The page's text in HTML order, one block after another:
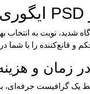
شدید، نوبت به انتخاب
گرافیست حرفه‌ای،